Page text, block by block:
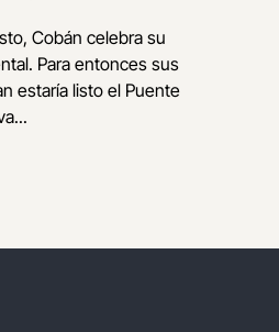
Cobán celebra su
Para entonces sus
estaría listo el Puente